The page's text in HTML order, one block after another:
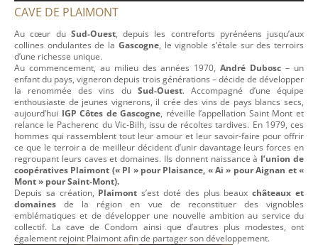
CAVE DE PLAIMONT
Au cœur du Sud-Ouest, depuis les contreforts pyrénéens jusqu’aux
collines ondulantes de la Gascogne, le vignoble s’étale sur des terroirs
d’une richesse unique.
Au commencement, au milieu des années 1970, André Dubosc – un
enfant du pays, vigneron depuis trois générations – décide de développer
la renommée des vins du Sud-Ouest. Accompagné d’une équipe
enthousiaste de jeunes vignerons, il crée des vins de pays blancs secs,
aujourd’hui IGP Côtes de Gascogne, réveille l’appellation Saint Mont et
relance le Pacherenc du Vic-Bilh, issu de récoltes tardives. En 1979, ces
hommes qui rassemblent tout leur amour et leur savoir-faire pour offrir
ce que le terroir a de meilleur décident d’unir davantage leurs forces en
regroupant leurs caves et domaines. Ils donnent naissance à l’union de
coopératives Plaimont (« Pl » pour Plaisance, « Ai » pour Aignan et «
Mont » pour Saint-Mont).
Depuis sa création, Plaimont s’est doté des plus beauxchâteaux et
domaines de la région en vue de reconstituer des vignobles
emblématiques et de développer une nouvelle ambition au service du
collectif. La cave de Condom ainsi que d’autres plus modestes, ont
également rejoint Plaimont afin de partager son développement.